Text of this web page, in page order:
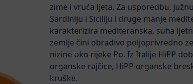
zime i vruća ljeta. Za usporedbu,
Sardiniju i Siciliju i druge manje
karakterizira mediteranska, suha
zemlje čini obradivo poljoprivredno
nizine oko rijeke Po. Iz Italije HiPP
organske rajčice, HiPP organske
kruške.